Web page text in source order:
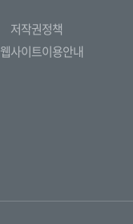
저작권정책
웹사이트이용안내